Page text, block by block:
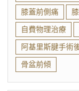
膝蓋前側痛
自費物理治療
阿基里斯腱手術
骨盆前傾